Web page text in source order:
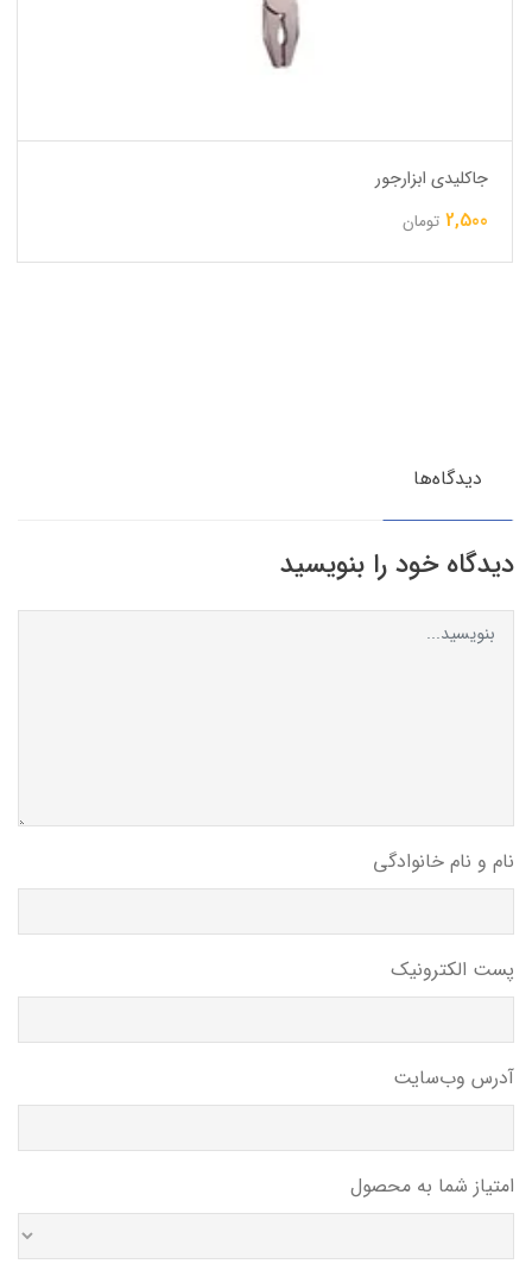
جاکلیدی ابزارجور
2,500 تومان
دیدگاه‌ها
دیدگاه خود را بنویسید
نام و نام خانوادگی
پست الکترونیک
آدرس وب‌سایت
امتیاز شما به محصول